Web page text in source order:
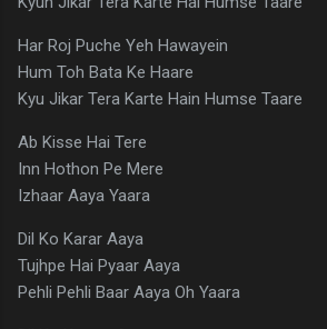
Har Roj Puche Yeh Hawayein
Hum Toh Bata Ke Haare
Kyu Jikar Tera Karte Hain Humse Taare
Ab Kisse Hai Tere
Inn Hothon Pe Mere
Izhaar Aaya Yaara
Dil Ko Karar Aaya
Tujhpe Hai Pyaar Aaya
Pehli Pehli Baar Aaya Oh Yaara